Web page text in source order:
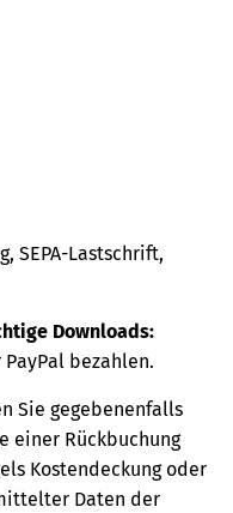
SEPA-Lastschrift,
Downloads:
bezahlen.
Sie gegebenenfalls
einer Rückbuchung
Kostendeckung oder
Daten der